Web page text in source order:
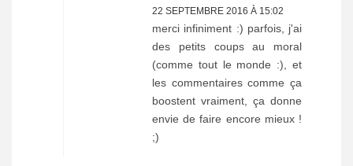
22 SEPTEMBRE 2016 À 15:02
merci infiniment :) parfois, j'ai
des petits coups au moral
(comme tout le monde :), et
les commentaires comme ça
boostent vraiment, ça donne
envie de faire encore mieux !
;)